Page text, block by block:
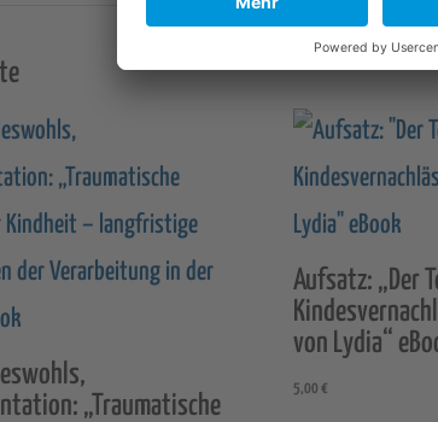
„Traumatische
Aufsatz: „Der
von Lydia“
5,00 €